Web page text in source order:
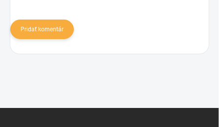
Pridať komentár